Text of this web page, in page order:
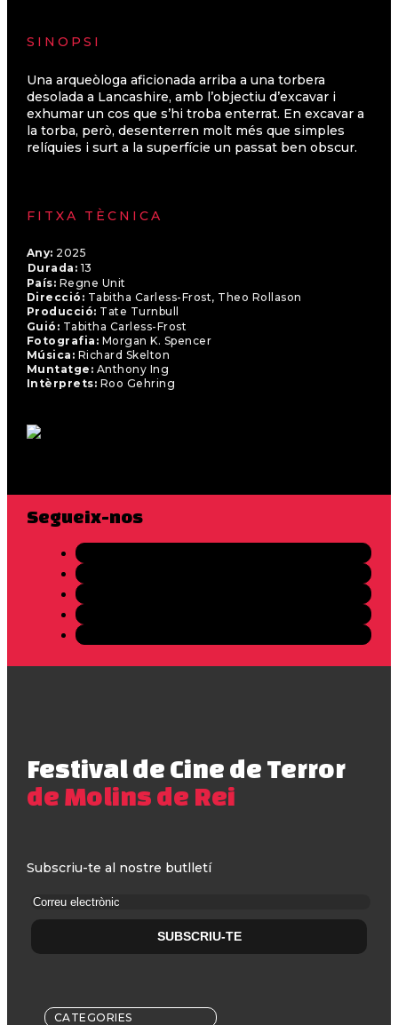
SINOPSI
Una arqueòloga aficionada arriba a una torbera
desolada a Lancashire, amb l’objectiu d’excavar i
exhumar un cos que s’hi troba enterrat. En excavar a
la torba, però, desenterren molt més que simples
relíquies i surt a la superfície un passat ben obscur.
FITXA TÈCNICA
Any: 2025
Durada: 13
País: Regne Unit
Direcció: Tabitha Carless-Frost, Theo Rollason
Producció: Tate Turnbull
Guió: Tabitha Carless-Frost
Fotografia: Morgan K. Spencer
Música: Richard Skelton
Muntatge: Anthony Ing
Intèrprets: Roo Gehring
Segueix-nos
Festival de Cine de Terror
de Molins de Rei
Subscriu-te al nostre butlletí
CATEGORIES